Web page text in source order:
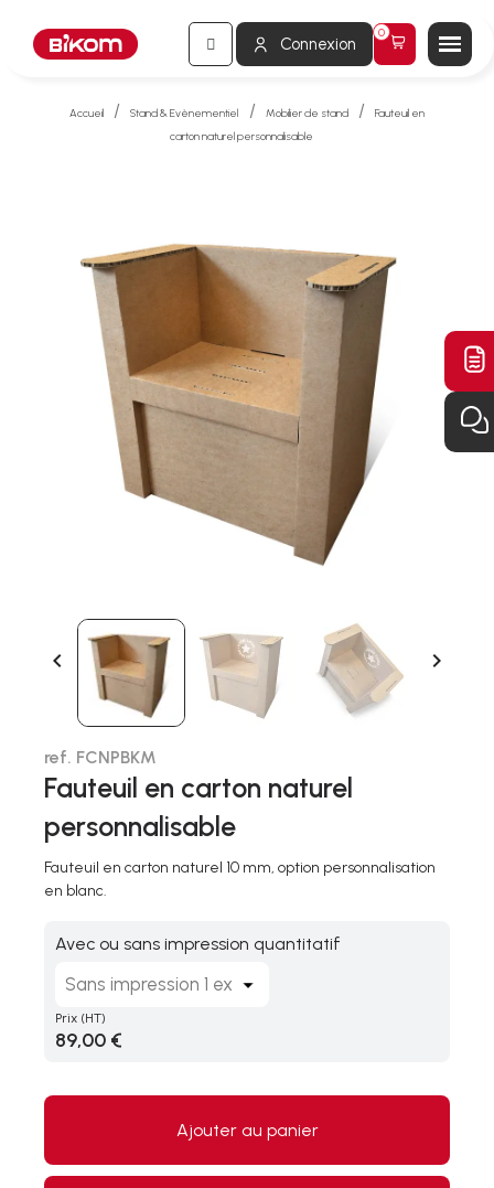
Connexion
Accueil Stand & Evènementiel Mobilier de stand
Fauteuil en
carton naturel personnalisable
 
ref. FCNPBKM
Fauteuil en carton naturel
personnalisable
Fauteuil en carton naturel 10 mm, option personnalisation
en blanc.
Avec ou sans impression quantitatif
Prix (HT)
89,00 €
Ajouter au panier